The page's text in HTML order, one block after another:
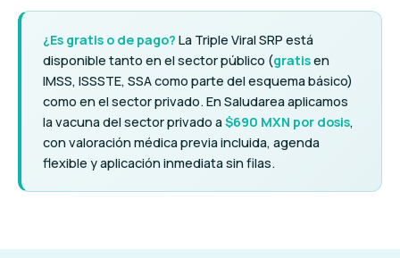
¿Es gratis o de pago? La Triple Viral SRP está
disponible tanto en el sector público (gratisen
IMSS, ISSSTE, SSA como parte del esquema básico)
como en el sector privado. En Saludarea aplicamos
la vacuna del sector privado a $690 MXN por dosis,
con valoración médica previa incluida, agenda
flexible y aplicación inmediata sin filas.